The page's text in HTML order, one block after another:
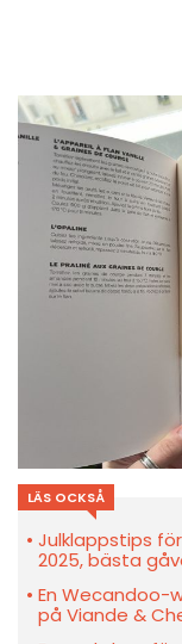
LÄS OCKSÅ
Julklappstips
2025, bästa
En Wecandoo-
på Viande &